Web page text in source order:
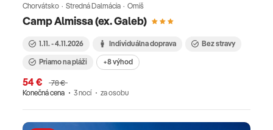
Camp Almissa (ex. Galeb)
Chorvátsko · Stredná Dalmácia · Omiš
1.11. - 4.11.2026 Individuálna doprava
Bez stravy
Priamo na pláži
+8 výhod
54 €
78 €
Konečná cena
3 nocí za osobu